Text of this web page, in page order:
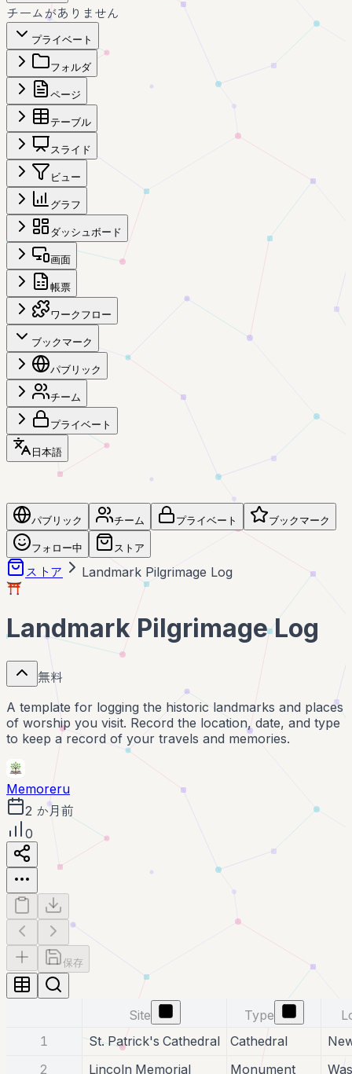
チームがありません
プライベート
フォルダ
ページ
テーブル
スライド
ビュー
グラフ
ダッシュボード
画面
帳票
ワークフロー
ブックマーク
パブリック
チーム
プライベート
日本語
パブリック チーム プライベート ブックマーク
フォロー中 ストア
ストア Landmark Pilgrimage Log
⛩️
Landmark Pilgrimage Log
無料
A template for logging the historic landmarks and places
of worship you visit. Record the location, date, and type
to keep a record of your travels and memories.
Memoreru
2 か月前
0
保存
Site Type
1
St. Patrick's Cathedral Cathedral
2
Lincoln Memorial Monument